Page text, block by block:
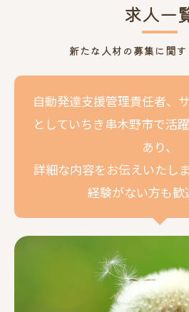
新たな人材の募集に関
求人一
自動発達支援管理責任者、
としていちき串木野市で活
あり、
詳細な内容をお伝えいたし
経験がない方も歓